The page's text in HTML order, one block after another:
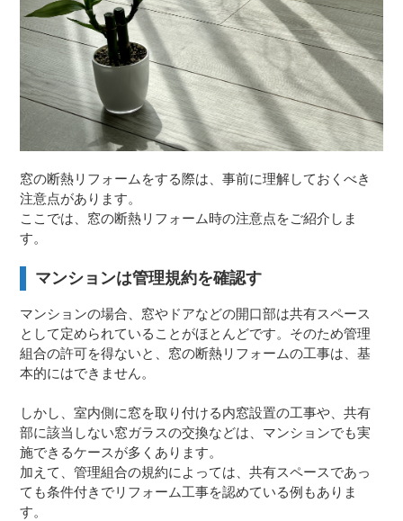
窓の断熱リフォームをする際は、事前に理解しておくべき
注意点があります。
ここでは、窓の断熱リフォーム時の注意点をご紹介しま
す。
マンションは管理規約を確認す
マンションの場合、窓やドアなどの開口部は共有スペース
として定められていることがほとんどです。そのため管理
組合の許可を得ないと、窓の断熱リフォームの工事は、基
本的にはできません。
しかし、室内側に窓を取り付ける内窓設置の工事や、共有
部に該当しない窓ガラスの交換などは、マンションでも実
施できるケースが多くあります。
加えて、管理組合の規約によっては、共有スペースであっ
ても条件付きでリフォーム工事を認めている例もありま
す。